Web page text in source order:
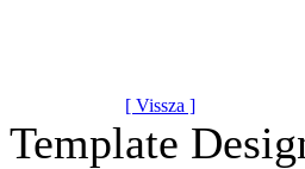
[ Vissza ]
Template